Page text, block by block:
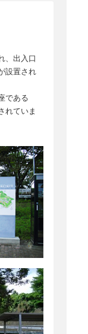
、出入口
設置され
である
れていま